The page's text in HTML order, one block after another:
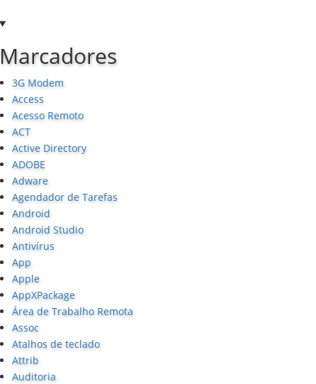
Marcadores
3G Modem
Access
Acesso Remoto
ACT
Active Directory
ADOBE
Adware
Agendador de Tarefas
Android
Android Studio
Antivírus
App
Apple
AppXPackage
Área de Trabalho Remota
Assoc
Atalhos de teclado
Attrib
Auditoria